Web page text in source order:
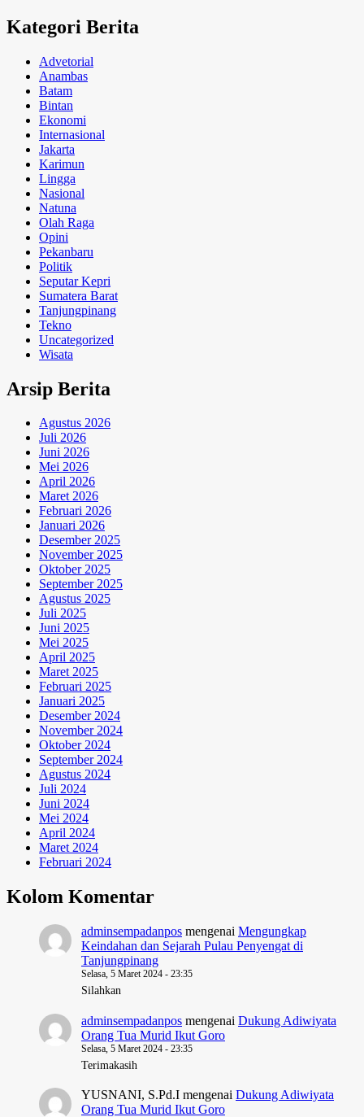
Kategori Berita
Advetorial
Anambas
Batam
Bintan
Ekonomi
Internasional
Jakarta
Karimun
Lingga
Nasional
Natuna
Olah Raga
Opini
Pekanbaru
Politik
Seputar Kepri
Sumatera Barat
Tanjungpinang
Tekno
Uncategorized
Wisata
Arsip Berita
Agustus 2026
Juli 2026
Juni 2026
Mei 2026
April 2026
Maret 2026
Februari 2026
Januari 2026
Desember 2025
November 2025
Oktober 2025
September 2025
Agustus 2025
Juli 2025
Juni 2025
Mei 2025
April 2025
Maret 2025
Februari 2025
Januari 2025
Desember 2024
November 2024
Oktober 2024
September 2024
Agustus 2024
Juli 2024
Juni 2024
Mei 2024
April 2024
Maret 2024
Februari 2024
Kolom Komentar
adminsempadanpos mengenai Mengungkap
Keindahan dan Sejarah Pulau Penyengat di
Tanjungpinang
Selasa, 5 Maret 2024 - 23:35
Silahkan
adminsempadanpos mengenai Dukung Adiwiyata
Orang Tua Murid Ikut Goro
Selasa, 5 Maret 2024 - 23:35
Terimakasih
YUSNANI, S.Pd.I mengenai Dukung Adiwiyata
Orang Tua Murid Ikut Goro